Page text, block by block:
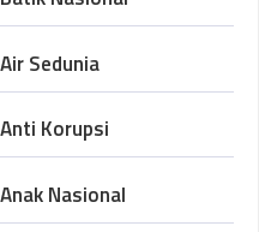
Sedunia
Korupsi
Nasional